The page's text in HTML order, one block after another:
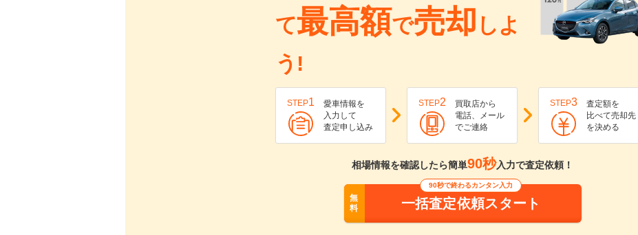
て最高額で売却 しよ
う!
STEP1
愛車情報を
入力して
査定申し込み
STEP2
買取店から
電話、メール
でご連絡
STEP3
査定額を
比べて売却先
を決める
相場情報を確認したら簡単90秒入力で査定依頼！
無
料
90秒で終わるカンタン入力
一括査定依頼スタート